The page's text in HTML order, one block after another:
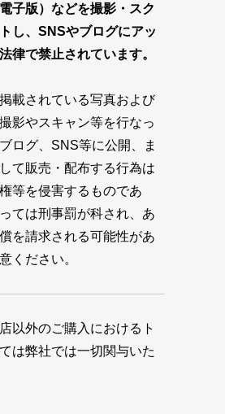
子版）などを撮影・スク
し、SNSやブログにアッ
律で禁止されています。
載されている写真および
影やスキャン等を行なっ
ログ、SNS等に公開、ま
て販売・配布する行為は
等を侵害するものであ
ては刑事罰が科され、あ
を請求される可能性があ
ください。
以外のご購入におけるト
は弊社では一切関与いた